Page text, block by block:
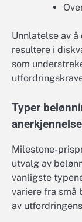
Unnlatelse av
resultere i
som
Typer
Milestone-
utvalg av
vanligste
variere fra små
av